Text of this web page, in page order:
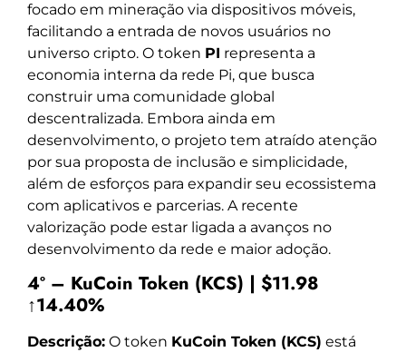
focado em mineração via dispositivos móveis,
facilitando a entrada de novos usuários no
universo cripto. O token PI representa a
economia interna da rede Pi, que busca
construir uma comunidade global
descentralizada. Embora ainda em
desenvolvimento, o projeto tem atraído atenção
por sua proposta de inclusão e simplicidade,
além de esforços para expandir seu ecossistema
com aplicativos e parcerias. A recente
valorização pode estar ligada a avanços no
desenvolvimento da rede e maior adoção.
4º – KuCoin Token (KCS) | $11.98
↑14.40%
Descrição: O token KuCoin Token (KCS) está